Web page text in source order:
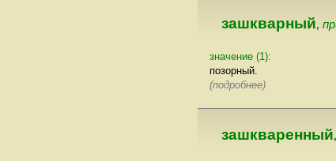
зашкварный,
значение (1):
позорный.
(подробнее)
зашкваренный,